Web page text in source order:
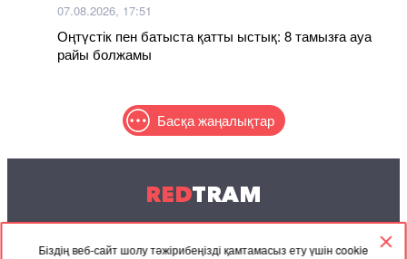
Біздің веб-сайт шолу тәжірибеңізді қамтамасыз ету үшін cookie
07.08.2026, 17:51
Оңтүстік пен батыста қатты ыстық: 8 тамызға ауа
райы болжамы
Басқа жаңалықтар
REDTRAM
© 2004-2026 Redtram, Ltd.